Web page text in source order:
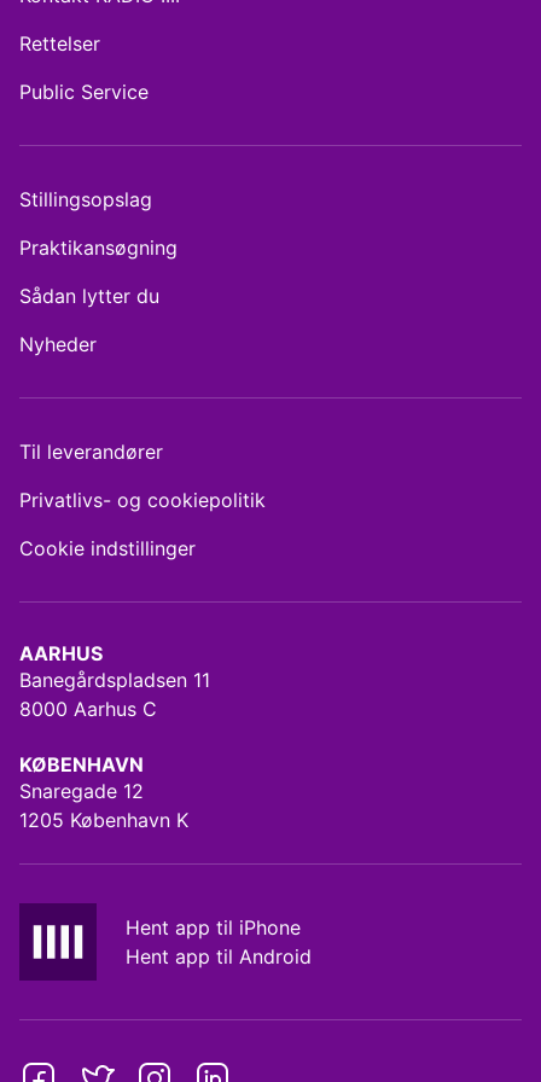
AARHUS
Banegårdspladsen 11
8000 Aarhus C
KØBENHAVN
Snaregade 12
1205 København K
Hent app til iPhone
Hent app til Android
Rettelser
Public Service
Stillingsopslag
Praktikansøgning
Sådan lytter du
Nyheder
Til leverandører
Privatlivs- og cookiepolitik
Cookie indstillinger